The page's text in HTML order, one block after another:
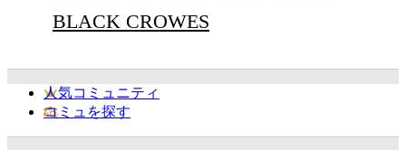
BLACK CROWES
人気コミュニティ
コミュを探す